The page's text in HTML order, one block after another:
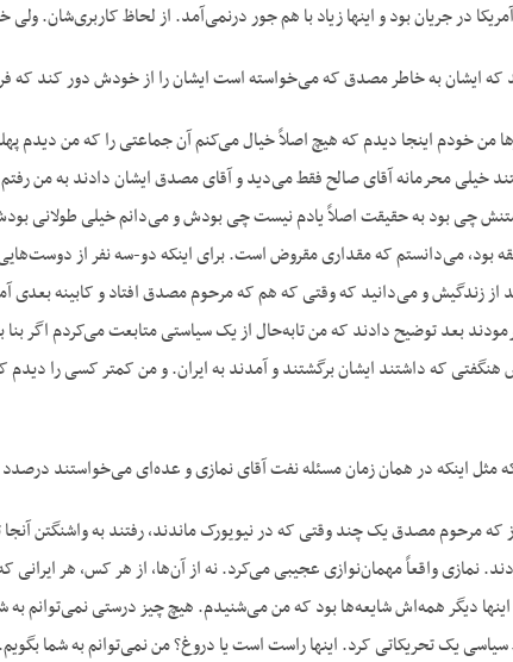
در جریان بود و اینها زیاد با هم جور درنمی‌آمد. از لحاظ کاربری‌شان.
ایشان به خاطر مصدق که می‌خواسته است ایشان را از خودش دور کند که
من خودم اینجا دیدم که هیچ اصلاً خیال می‌کنم آن جماعتی را که من دیدم
خیلی محرمانه آقای صالح فقط می‌دید و آقای مصدق ایشان دادند به من
متنش چی بود به حقیقت اصلاً یادم نیست چی بودش و می‌دانم خیلی طولانی
بود، می‌دانستم که مقداری مقروض است. برای اینکه دو-سه نفر از
زندگیش و می‌دانید که وقتی که هم که مرحوم مصدق افتاد و کابینه بعدی
بعد توضیح دادند که من تابه‌حال از یک سیاستی متابعت می‌کردم اگر
که داشتند ایشان برگشتند و آمدند به ایران. و من کمتر کسی را دیدم
اینکه در همان زمان مسئله نفت آقای نمازی و عده‌ای می‌خواستند درصدد
مرحوم مصدق یک چند وقتی که در نیویورک ماندند، رفتند به واشنگتن آنجا
نمازی واقعاً مهمان‌نوازی عجیبی می‌کرد. نه از آن‌ها، از هر کس، هر ایرانی
دیگر همه‌اش شایعه‌ها بود که من می‌شنیدم. هیچ چیز درستی نمی‌توانم
یک تحریکاتی کرد. اینها راست است یا دروغ؟ من نمی‌توانم به شما